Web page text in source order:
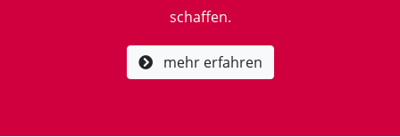
schaffen.
mehr erfahren